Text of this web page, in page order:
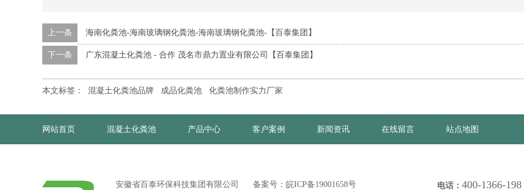
上一条 海南化粪池-海南玻璃钢化粪池-海南玻璃钢化粪池-【百泰集团】
下一条 广东混凝土化粪池 - 合作 茂名市鼎力置业有限公司【百泰集团】
本文标签： 混凝土化粪池品牌 成品化粪池 化粪池制作实力厂家
网站首页 混凝土化粪池 产品中心 客户案例 新闻资讯 在线留言 站点地图
安徽省百泰环保科技集团有限公司 备案号： 皖ICP备19001658号 电话： 400-1366-198